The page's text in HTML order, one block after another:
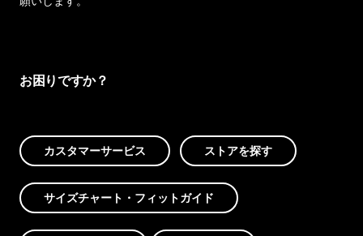
お困りですか？
カスタマーサービス ストアを探す
サイズチャート・フィットガイド